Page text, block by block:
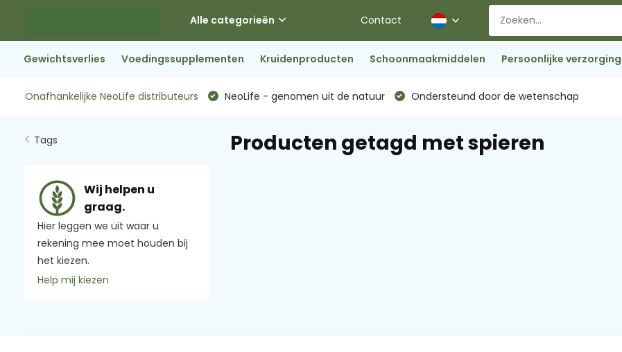
Alle categorieën Contact
Gewichtsverlies Voedingssupplementen Kruidenproducten Schoonmaakmiddelen Persoonlijke verzorging
Onafhankelijke NeoLife distributeurs NeoLife - genomen uit de natuur Ondersteund door de wetenschap
Tags
Wij helpen u
graag.
Hier leggen we uit waar u
rekening mee moet houden bij
het kiezen.
Help mij kiezen
Producten getagd met spieren